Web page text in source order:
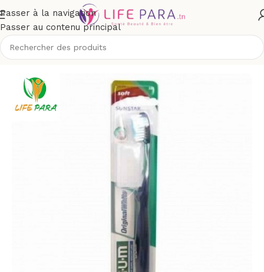
Passer à la navigation
Passer au contenu principal
/Boutique/Hygiène/Soins buccodentaires/Brosses à dents